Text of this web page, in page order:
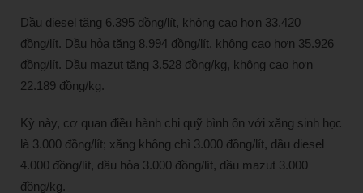
Dầu diesel tăng 6.395 đồng/lít, không cao hơn 33.420
đồng/lít. Dầu hỏa tăng 8.994 đồng/lít, không cao hơn 35.926
đồng/lít. Dầu mazut tăng 3.528 đồng/kg, không cao hơn
22.189 đồng/kg.
Kỳ này, cơ quan điều hành chi quỹ bình ổn với xăng sinh học
là 3.000 đồng/lít; xăng không chì 3.000 đồng/lít, dầu diesel
4.000 đồng/lít, dầu hỏa 3.000 đồng/lít, dầu mazut 3.000
đồng/kg.